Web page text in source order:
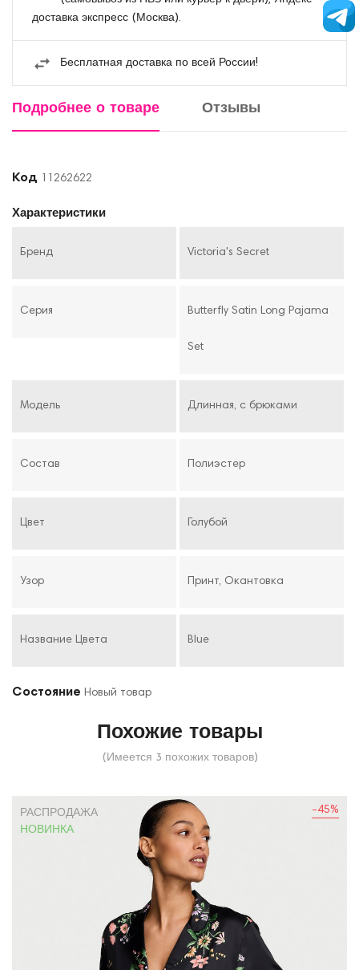
доставка экспресс (Москва).
Бесплатная доставка по всей России!
Подробнее о товаре Отзывы
Код 11262622
Характеристики
Бренд Victoria's Secret
Серия Butterfly Satin Long Pajama
Set
Модель Длинная, с брюками
Состав Полиэстер
Цвет Голубой
Узор Принт, Окантовка
Название Цвета Blue
Состояние Новый товар
Похожие товары
(Имеется 3 похожих товаров)
-45%
РАСПРОДАЖА
НОВИНКА